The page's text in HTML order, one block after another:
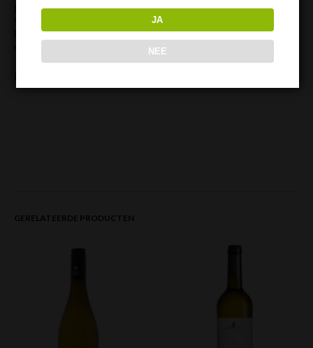
Deze droge Franse witte wijn is gemaakt van de druiven
Vermentino, Chardonnay en Sauvignon Blanc. De smaak is
bloemig, fris en droog. Uitstekend geschikt als tafelwijn voor
GERELATEERDE PRODUCTEN
JA
NEE